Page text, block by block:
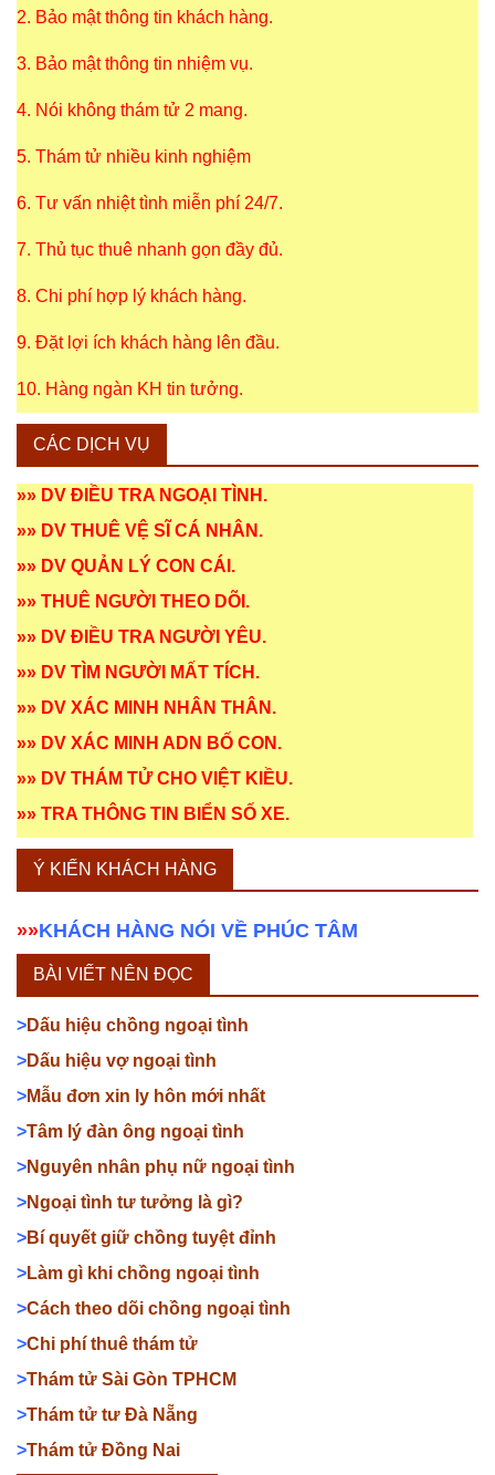
2. Bảo mật thông tin khách hàng.
3. Bảo mật thông tin nhiệm vụ.
4. Nói không thám tử 2 mang.
5. Thám tử nhiều kinh nghiệm
6. Tư vấn nhiệt tình miễn phí 24/7.
7. Thủ tục thuê nhanh gọn đầy đủ.
8. Chi phí hợp lý khách hàng.
9. Đặt lợi ích khách hàng lên đầu.
10. Hàng ngàn KH tin tưởng.
CÁC DỊCH VỤ
»» DV ĐIỀU TRA NGOẠI TÌNH .
»» DV THUÊ VỆ SĨ CÁ NHÂN .
»» DV QUẢN LÝ CON CÁI .
»» THUÊ NGƯỜI THEO DÕI .
»» DV ĐIỀU TRA NGƯỜI YÊU.
»» DV TÌM NGƯỜI MẤT TÍCH .
»» DV XÁC MINH NHÂN THÂN .
»» DV XÁC MINH ADN BỐ CON .
»» DV THÁM TỬ CHO VIỆT KIỀU.
»» TRA THÔNG TIN BIỂN SỐ XE.
Ý KIẾN KHÁCH HÀNG
»»KHÁCH HÀNG NÓI VỀ PHÚC TÂM
BÀI VIẾT NÊN ĐỌC
>Dấu hiệu chồng ngoại tình
>Dấu hiệu vợ ngoại tình
>Mẫu đơn xin ly hôn mới nhất
>Tâm lý đàn ông ngoại tình
>Nguyên nhân phụ nữ ngoại tình
>Ngoại tình tư tưởng là gì?
>Bí quyết giữ chồng tuyệt đỉnh
>Làm gì khi chồng ngoại tình
>Cách theo dõi chồng ngoại tình
>Chi phí thuê thám tử
>Thám tử Sài Gòn TPHCM
>Thám tử tư Đà Nẵng
>Thám tử Đồng Nai